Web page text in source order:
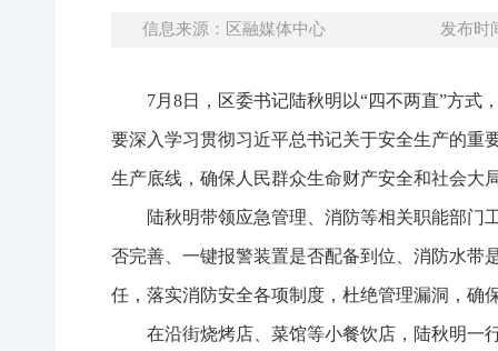
信息来源：区融媒体中心 发布时
7月8日，区委书记陆秋明以“四不两直”方
要深入学习贯彻习近平总书记关于安全生产的重
生产底线，确保人民群众生命财产安全和社会大
陆秋明带领应急管理、消防等相关职能部门
否完善、一键报警装置是否配备到位、消防水带
任，落实消防安全各项制度，杜绝管理漏洞，确
在沿街烧烤店、菜馆等小餐饮店，陆秋明一